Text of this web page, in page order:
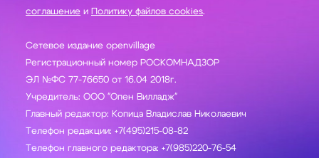
соглашение и Политику файлов cookies.
Сетевое издание openvillage
Регистрационный номер РОСКОМНАДЗОР
ЭЛ №ФС 77-76650 от 16.04 2018г.
Учредитель: ООО "Опен Вилладж"
Главный редактор: Копица Владислав Николаевич
Телефон редакции: +7(495)215-08-82
Телефон главного редактора: +7(985)220-76-54